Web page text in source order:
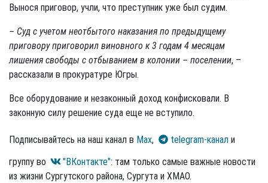
Вынося приговор, учли, что преступник уже был судим.
– Суд с учетом неотбытого наказания по предыдущему
приговору приговорил виновного к 3 годам 4 месяцам
лишения свободы с отбыванием в колонии – поселении, –
рассказали в прокуратуре Югры.
Все оборудование и незаконный доход конфисковали. В
законную силу решение суда еще не вступило.
Подписывайтесь на наш канал в Max, telegram-канал и
группу во
"ВКонтакте": там только самые важные новости
из жизни Сургутского района, Сургута и ХМАО.